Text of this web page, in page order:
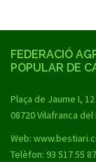
FEDERACIÓ
POPULAR DE
Plaça de Jaume I,
08720 Vilafranca
Web:
Telèfon: 93 517 55